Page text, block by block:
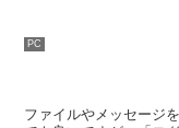
PC
ファイルやメッセージ